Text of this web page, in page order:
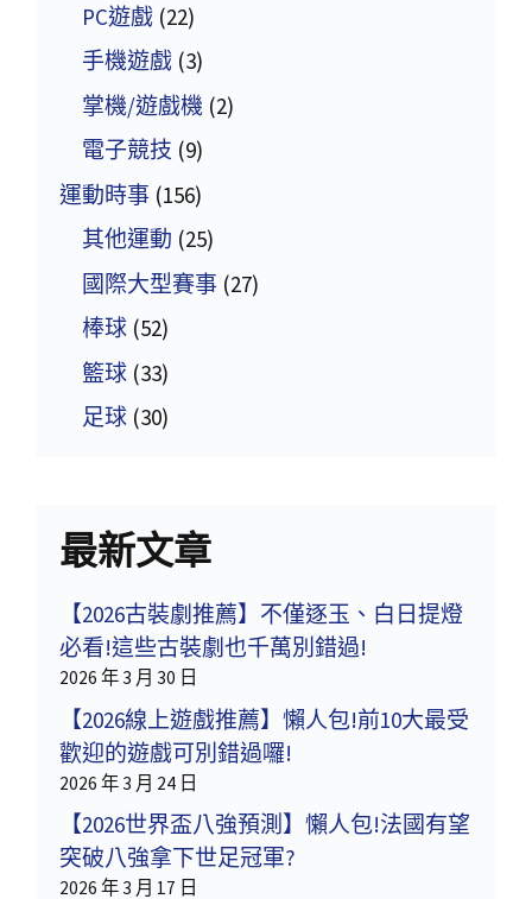
PC遊戲 (22)
手機遊戲 (3)
掌機/遊戲機 (2)
電子競技 (9)
運動時事 (156)
其他運動 (25)
國際大型賽事 (27)
棒球 (52)
籃球 (33)
足球 (30)
最新文章
【2026古裝劇推薦】不僅逐玉、白日提燈
必看!這些古裝劇也千萬別錯過!
2026 年 3 月 30 日
【2026線上遊戲推薦】懶人包!前10大最受
歡迎的遊戲可別錯過囉!
2026 年 3 月 24 日
【2026世界盃八強預測】懶人包!法國有望
突破八強拿下世足冠軍?
2026 年 3 月 17 日